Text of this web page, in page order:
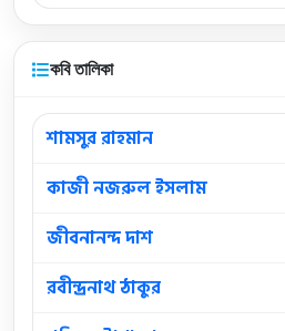
কবি তালিকা
শামসুর রাহমান
কাজী নজরুল ইসলাম
জীবনানন্দ দাশ
রবীন্দ্রনাথ ঠাকুর